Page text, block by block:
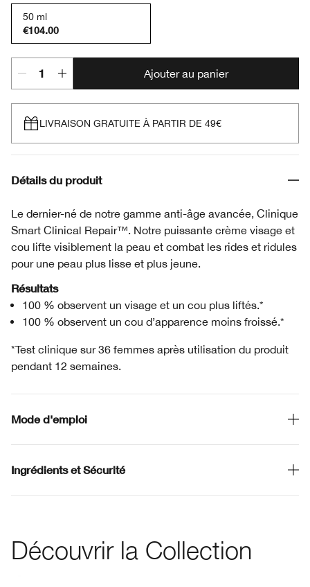
50 ml
€104.00
Ajouter au panier
LIVRAISON GRATUITE À PARTIR DE 49€
Détails du produit
Le dernier-né de notre gamme anti-âge avancée, Clinique
Smart Clinical Repair™. Notre puissante crème visage et
cou lifte visiblement la peau et combat les rides et ridules
pour une peau plus lisse et plus jeune.
Résultats
100 % observent un visage et un cou plus liftés.*
100 % observent un cou d’apparence moins froissé.*
*Test clinique sur 36 femmes après utilisation du produit
pendant 12 semaines.
Mode d'emploi
Ingrédients et Sécurité
Découvrir la Collection